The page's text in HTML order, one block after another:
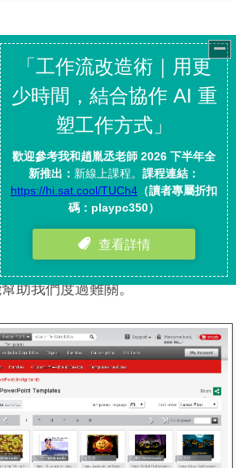
到網頁版型：4萬組商務版型免
源，在工作上我們常常要製作各
常常要畫出各種行政報告上需要
派任一些不是那麼重要但又必須
？這時候，在工作時間完成的壓
件到網頁版型都能直接套用的免
助我們度過難關。